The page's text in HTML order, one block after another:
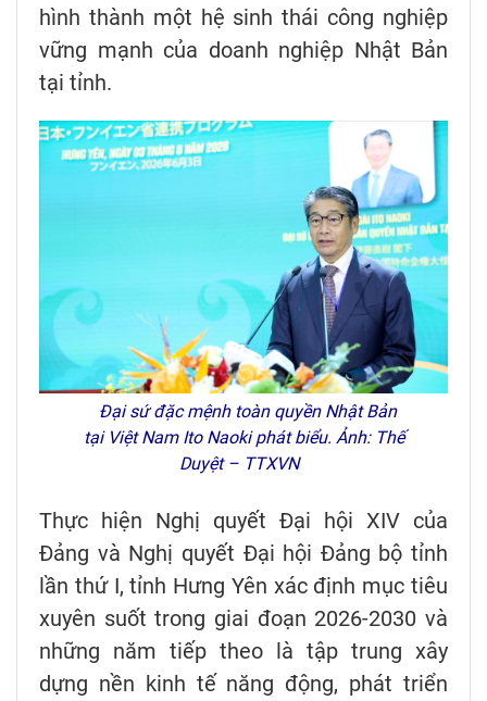
hình thành một hệ sinh thái công nghiệp
vững mạnh của doanh nghiệp Nhật Bản
tại tỉnh.
Đại sứ đặc mệnh toàn quyền Nhật Bản
tại Việt Nam Ito Naoki phát biểu. Ảnh: Thế
Duyệt – TTXVN
Thực hiện Nghị quyết Đại hội XIV của
Đảng và Nghị quyết Đại hội Đảng bộ tỉnh
lần thứ I, tỉnh Hưng Yên xác định mục tiêu
xuyên suốt trong giai đoạn 2026-2030 và
những năm tiếp theo là tập trung xây
dựng nền kinh tế năng động, phát triển